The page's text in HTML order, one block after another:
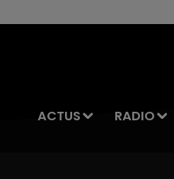
ACTUS RADIO